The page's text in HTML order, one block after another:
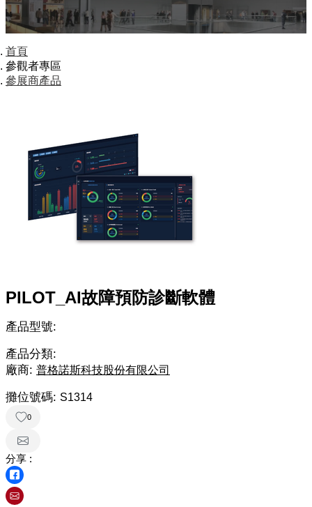
首頁
參觀者專區
參展商產品
PILOT_AI故障預防診斷軟體
產品型號:
產品分類:
廠商: 普格諾斯科技股份有限公司
攤位號碼: S1314
0
分享 :